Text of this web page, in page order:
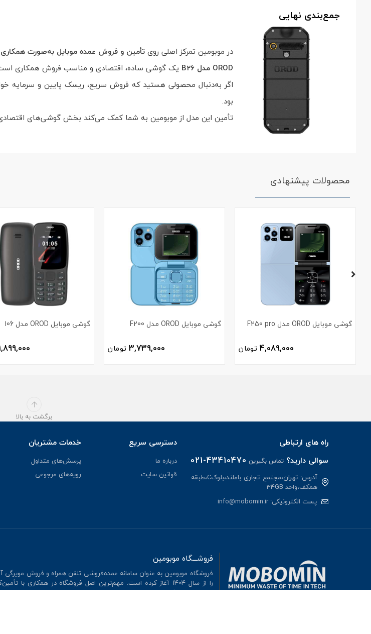
جمع‌بندی نهایی
در موبومین تمرکز اصلی رویتأمین و فروش عمده موبایل به‌صورت همکاری
OROD مدل B26
یک گوشی ساده، اقتصادی و مناسب فروش همکاری
اگر به‌دنبال محصولی هستید که فروش سریع، ریسک پایین و سرمایه
بود.
تأمین این مدل از موبومین به شما کمک می‌کند بخش گوشی‌های اقتصادی
محصولات پیشنهادی
گوشی موبایل OROD مدل F250 pro
4,089,000 تومان
گوشی موبایل OROD مدل F200
3,739,000 تومان
گوشی موبایل OROD مدل 106
برگشت به بالا
راه های ارتباطی
سوالی دارید؟تماس بگیرین 021-43410470
آدرس: تهران،مجتمع تجاری باملند،بلوکC،طبقه
همکف،واحد 34GB
پست الکترونیکی:info@mobomin.ir
دسترسی سریع
درباره ما
قوانین سایت
خدمات مشتریان
پرسش‌های متداول
رویه‌های مرجوعی
فروشـــگاه موبومین
فروشگاه موبومین به عنوان سامانه عمده‌فروشی تلفن همراه و فروش مویرگی
را از سال 140۴ آغاز کرده است. مهم‌ترین اصل فروشگاه در همکاری
است و ایجاد یک رابطه برد-برد با مشتریان هدف اصلی ما از محوریت قرار